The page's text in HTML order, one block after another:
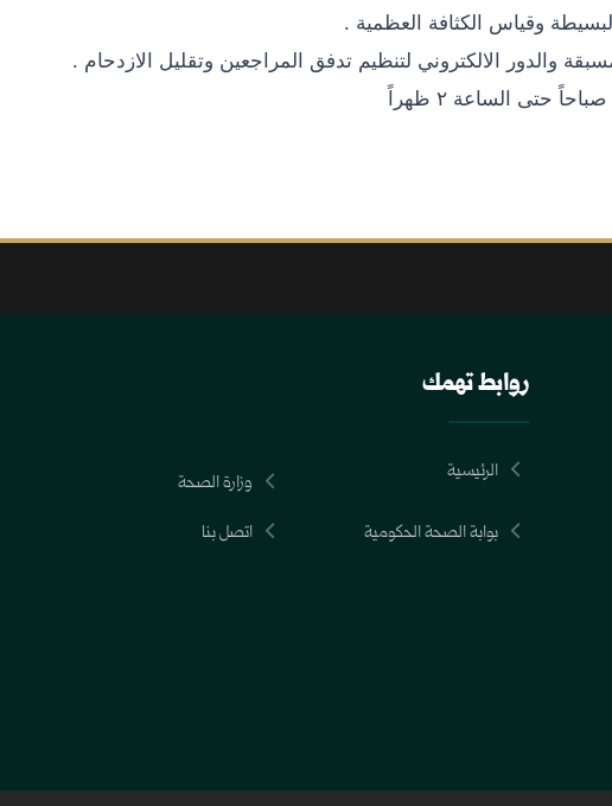
وقياس الكثافة العظمية .
والدور الالكتروني لتنظيم تدفق المراجعين وتقليل الازدحام .
روابط تهمك
الرئيسية وزارة الصحة
بوابة الصحة الحكومية اتصل بنا